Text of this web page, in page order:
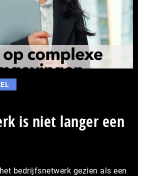
is niet langer een
bedrijfsnetwerk gezien als een